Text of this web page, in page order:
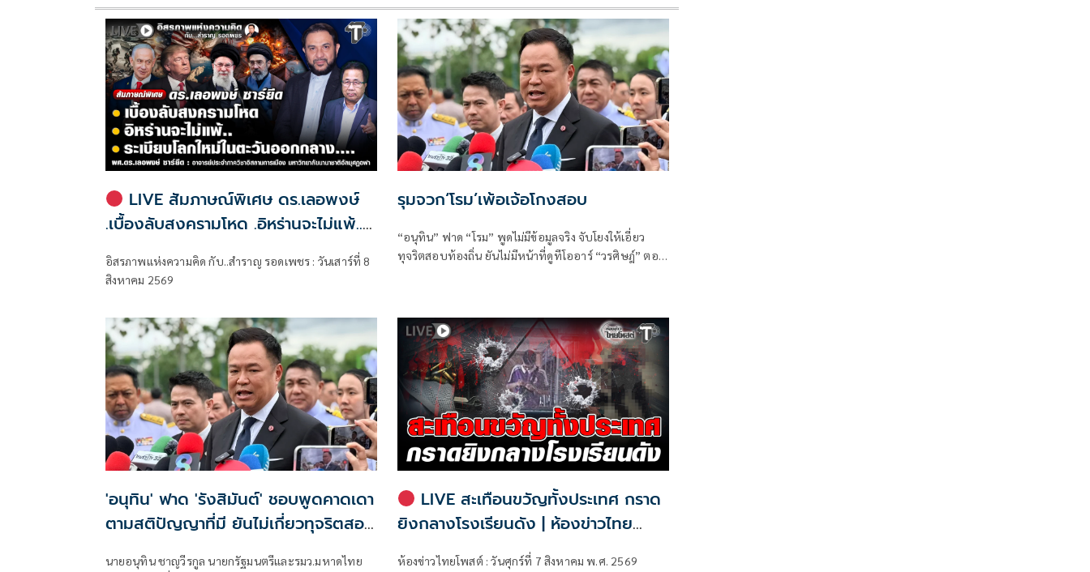
LIVE สัมภาษณ์พิเศษ ดร.เลอพงษ์
.เบื้องลับสงครามโหด .อิหร่านจะไม่แพ้..
อิสรภาพแห่งความคิด กับ..สำราญ รอด
อิสรภาพแห่งความคิด กับ..สำราญ รอดเพชร : วันเสาร์ที่ 8
สิงหาคม 2569
รุมจวก‘โรม’เพ้อเจ้อโกงสอบ
“อนุทิน” ฟาด “โรม” พูดไม่มีข้อมูลจริง จับโยงให้เอี่ยว
ทุจริตสอบท้องถิ่น ยันไม่มีหน้าที่ดูทีโออาร์ “วรศิษฎ์” ตอก
'อนุทิน' ฟาด 'รังสิมันต์' ชอบพูดคาดเดา
ตามสติปัญญาที่มี ยันไม่เกี่ยวทุจริตสอบ
นายอนุทิน ชาญวีรกูล นายกรัฐมนตรีและรมว.มหาดไทย
LIVE สะเทือนขวัญทั้งประเทศ กราด
ยิงกลางโรงเรียนดัง | ห้องข่าวไทย
ห้องข่าวไทยโพสต์ : วันศุกร์ที่ 7 สิงหาคม พ.ศ. 2569